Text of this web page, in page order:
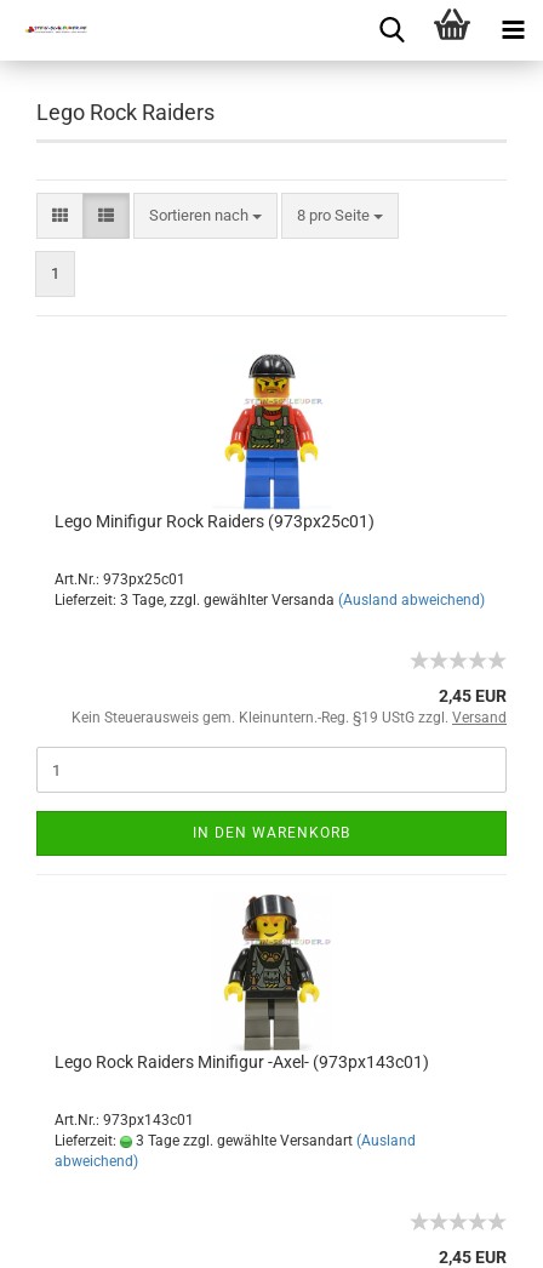
Lego Rock Raiders
Sortieren nach 8 pro Seite
1
Lego Minifigur Rock Raiders (973px25c01)
Art.Nr.: 973px25c01
Lieferzeit: 3 Tage, zzgl. gewählter Versanda (Ausland abweichend)
2,45 EUR
Kein Steuerausweis gem. Kleinuntern.-Reg. §19 UStG zzgl. Versand
IN DEN WARENKORB
Lego Rock Raiders Minifigur -Axel- (973px143c01)
Art.Nr.: 973px143c01
Lieferzeit:
3 Tage zzgl. gewählte Versandart (Ausland
abweichend)
2,45 EUR